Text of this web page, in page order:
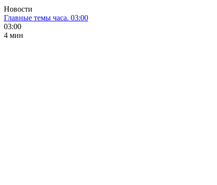
Новости
Главные темы часа. 03:00
03:00
4 мин